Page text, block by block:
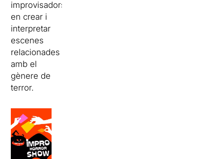
improvisadors
en crear i
interpretar
escenes
relacionades
amb el
gènere de
terror.